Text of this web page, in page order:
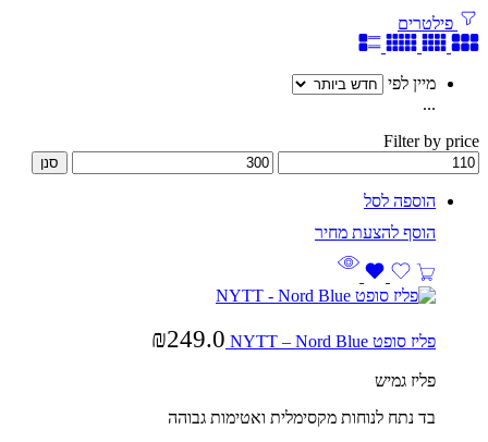
פילטרים
מיין לפי
...
Filter by price
סנן
הוספה לסל
פליז סופט NYTT – Nord Blue ₪249.0
פליז גמיש
בד נתח לנוחות מקסימלית ואטימות גבוהה